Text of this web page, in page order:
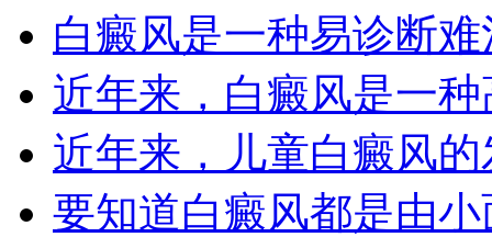
白癜风是一种易诊断
近年来，白癜风是一
近年来，儿童白癜风
要知道白癜风都是由